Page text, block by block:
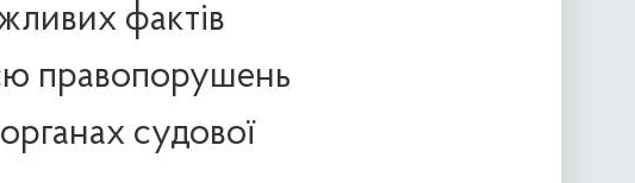
фактів
правопорушень
судової